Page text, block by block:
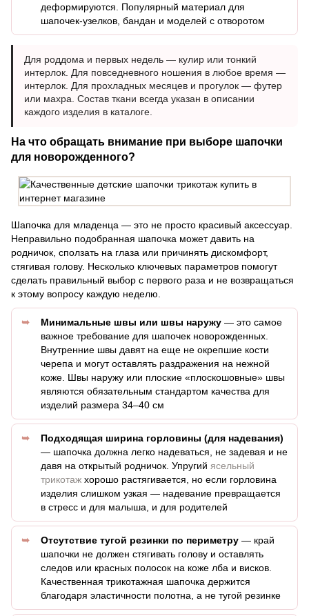
деформируются. Популярный материал для
шапочек-узелков, бандан и моделей с отворотом
Для роддома и первых недель — кулир или тонкий
интерлок. Для повседневного ношения в любое время —
интерлок. Для прохладных месяцев и прогулок — футер
или махра. Состав ткани всегда указан в описании
каждого изделия в каталоге.
На что обращать внимание при выборе шапочки
для новорожденного?
Шапочка для младенца — это не просто красивый аксессуар.
Неправильно подобранная шапочка может давить на
родничок, сползать на глаза или причинять дискомфорт,
стягивая голову. Несколько ключевых параметров помогут
сделать правильный выбор с первого раза и не возвращаться
к этому вопросу каждую неделю.
Минимальные швы или швы наружу — это самое
важное требование для шапочек новорожденных.
Внутренние швы давят на еще не окрепшие кости
черепа и могут оставлять раздражения на нежной
коже. Швы наружу или плоские «плоскошовные» швы
являются обязательным стандартом качества для
изделий размера 34–40 см
Подходящая ширина горловины (для надевания)
— шапочка должна легко надеваться, не задевая и не
давя на открытый родничок. Упругий ясельный
трикотаж хорошо растягивается, но если горловина
изделия слишком узкая — надевание превращается
в стресс и для малыша, и для родителей
Отсутствие тугой резинки по периметру — край
шапочки не должен стягивать голову и оставлять
следов или красных полосок на коже лба и висков.
Качественная трикотажная шапочка держится
благодаря эластичности полотна, а не тугой резинке